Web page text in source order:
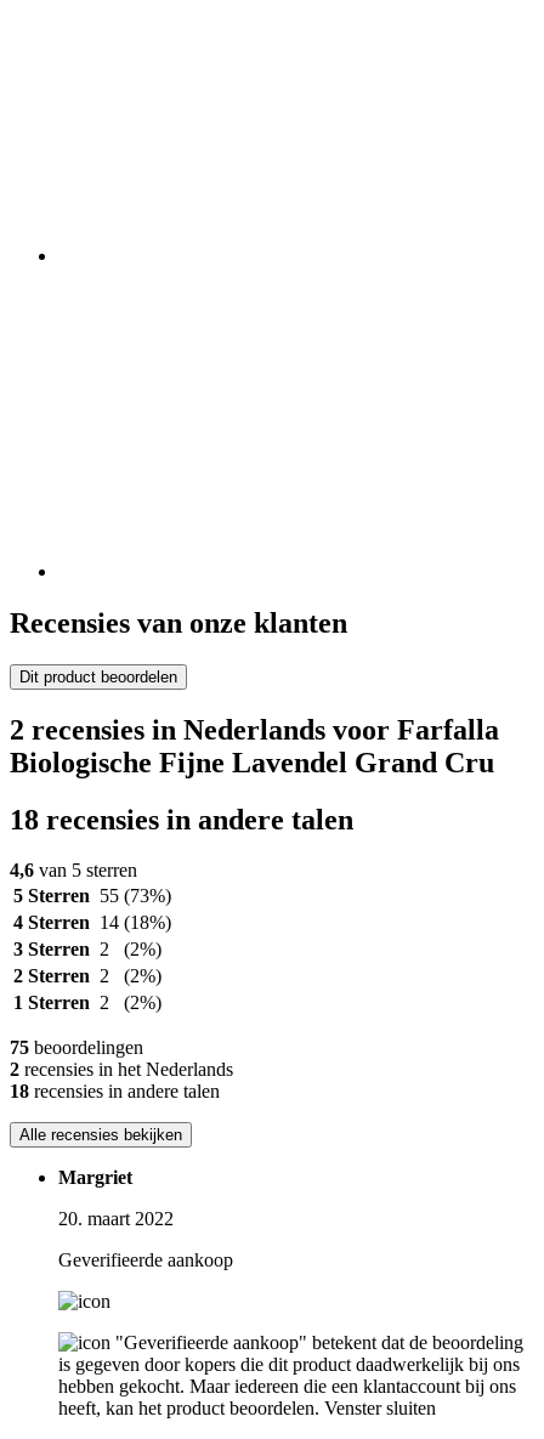
Recensies van onze klanten
Dit product beoordelen
2 recensies in Nederlands voor Farfalla
Biologische Fijne Lavendel Grand Cru
18 recensies in andere talen
4,6 van 5 sterren
5 Sterren 55 (73%)
4 Sterren 14 (18%)
3 Sterren 2
(2%)
2 Sterren 2
(2%)
1 Sterren 2 (2%)
75 beoordelingen
2 recensies in het Nederlands
18 recensies in andere talen
Alle recensies bekijken
Margriet
20. maart 2022
Geverifieerde aankoop
"Geverifieerde aankoop" betekent dat de beoordeling
is gegeven door kopers die dit product daadwerkelijk bij ons
hebben gekocht. Maar iedereen die een klantaccount bij ons
heeft, kan het product beoordelen. Venster sluiten